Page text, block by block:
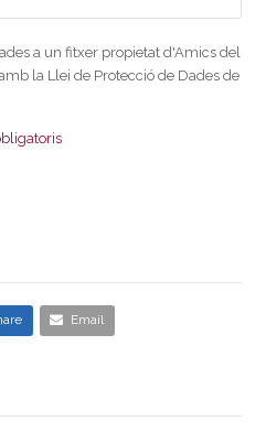
a un fitxer propietat d'Amics del
la Llei de Protecció de Dades de
Email